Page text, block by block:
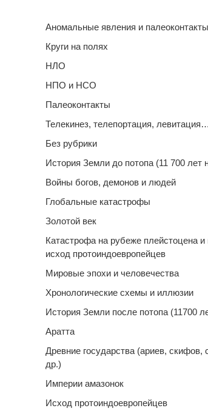
Аномальные явления и палеоконтакты
Круги на полях
НЛО
НПО и НСО
Палеоконтакты
Телекинез, телепортация, левитация…
Без рубрики
История Земли до потопа (11 700 лет
Войны богов, демонов и людей
Глобальные катастрофы
Золотой век
Катастрофа на рубеже плейстоцена и
исход протоиндоевропейцев
Мировые эпохи и человечества
Хронологические схемы и иллюзии
История Земли после потопа (11700
Аратта
Древние государства (ариев, скифов,
др.)
Империи амазонок
Исход протоиндоевропейцев